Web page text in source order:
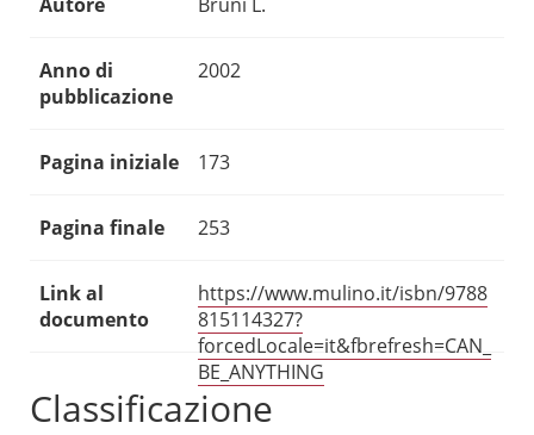
Anno di
pubblicazione
2002
Pagina iniziale 173
Pagina finale 253
Link al
documento
https://www.mulino.it/isbn/9788
815114327?
forcedLocale=it&fbrefresh=CAN_
BE_ANYTHING
Classificazione